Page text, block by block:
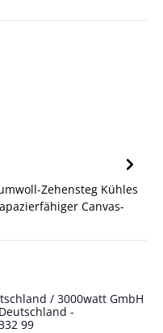
Zehensteg Kühles
Canvas-
/ 3000watt GmbH
-
99